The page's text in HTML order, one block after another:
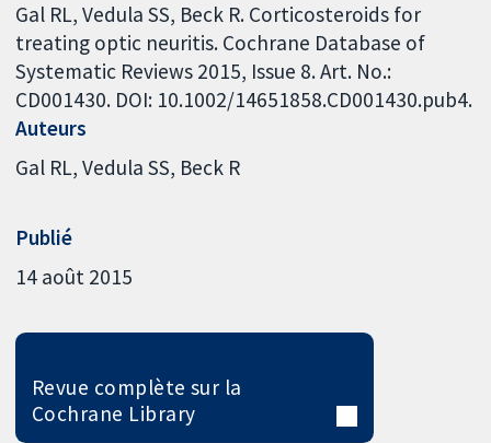
Gal RL, Vedula SS, Beck R. Corticosteroids for
treating optic neuritis. Cochrane Database of
Systematic Reviews 2015, Issue 8. Art. No.:
CD001430. DOI: 10.1002/14651858.CD001430.pub4.
Auteurs
Gal RL Vedula SS Beck R
Publié
14 août 2015
Revue complète sur la
Cochrane Library